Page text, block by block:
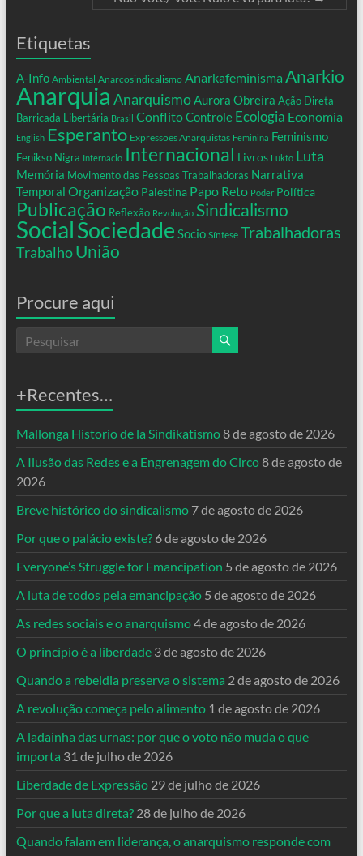
Etiquetas
A-Info Ambiental Anarcosindicalismo Anarkafeminisma Anarkio
Anarquia AnarquismoAurora Obreira Ação Direta
Barricada Libertária Brasil ConflitoControle Ecologia Economia
English Esperanto Expressões Anarquistas Feminina Feminismo
Fenikso Nigra Internacio Internacional Livros Lukto Luta
Memória Movimento das Pessoas Trabalhadoras Narrativa
Temporal Organização Palestina Papo Reto Poder Política
Publicação Reflexão Revolução Sindicalismo
SocialSociedade Socio Síntese Trabalhadoras
Trabalho União
Procure aqui
+Recentes…
Mallonga Historio de la Sindikatismo8 de agosto de 2026
A Ilusão das Redes e a Engrenagem do Circo8 de agosto de
2026
Breve histórico do sindicalismo 7 de agosto de 2026
Por que o palácio existe? 6 de agosto de 2026
Everyone’s Struggle for Emancipation 5 de agosto de 2026
A luta de todos pela emancipação 5 de agosto de 2026
As redes sociais e o anarquismo4 de agosto de 2026
O princípio é a liberdade 3 de agosto de 2026
Quando a rebeldia preserva o sistema 2 de agosto de 2026
A revolução começa pelo alimento 1 de agosto de 2026
A ladainha das urnas: por que o voto não muda o que
importa 31 de julho de 2026
Liberdade de Expressão 29 de julho de 2026
Por que a luta direta? 28 de julho de 2026
Quando falam em liderança, o anarquismo responde com